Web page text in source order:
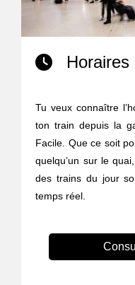
Tu veux connaître
ton train depuis la
Facile. Que ce soit
quelqu’un sur le
des trains du jour
temps réel.